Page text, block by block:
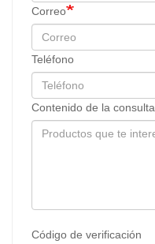
Correo
Teléfono
Contenido de la consulta
Código de verificación